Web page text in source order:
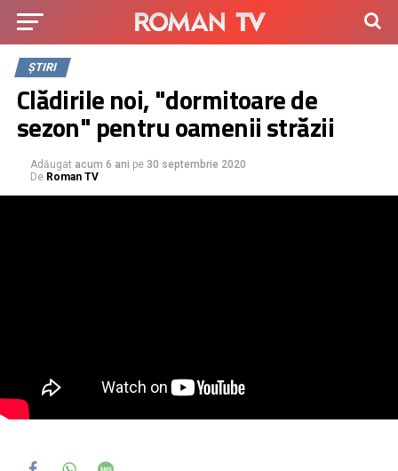
ȘTIRI
Clădirile noi, "dormitoare de
sezon" pentru oamenii străzii
Adăugat acum 6 ani pe 30 septembrie 2020
De Roman TV